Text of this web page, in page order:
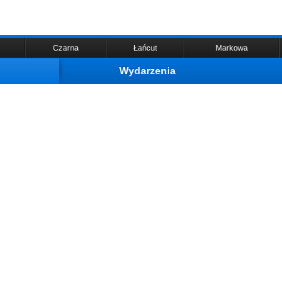
Czarna Łańcut Markowa
Wydarzenia